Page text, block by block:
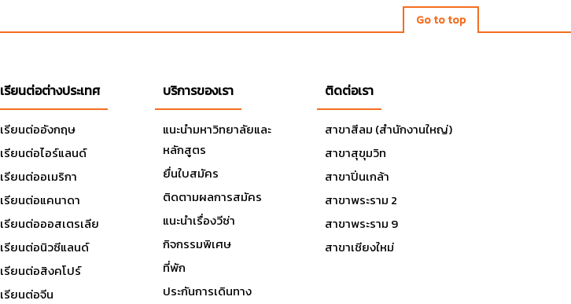
Go to top
เรียนต่อต่างประเทศ
เรียนต่ออังกฤษ
เรียนต่อไอร์แลนด์
เรียนต่ออเมริกา
เรียนต่อแคนาดา
เรียนต่อออสเตรเลีย
เรียนต่อนิวซีแลนด์
เรียนต่อสิงคโปร์
เรียนต่อจีน
บริการของเรา
แนะนำมหาวิทยาลัยและ
หลักสูตร
ยื่นใบสมัคร
ติดตามผลการสมัคร
แนะนำเรื่องวีซ่า
กิจกรรมพิเศษ
ที่พัก
ประกันการเดินทาง
ติดต่อเรา
สาขาสีลม (สำนักงานใหญ่)
สาขาสุขุมวิท
สาขาปิ่นเกล้า
สาขาพระราม 2
สาขาพระราม 9
สาขาเชียงใหม่